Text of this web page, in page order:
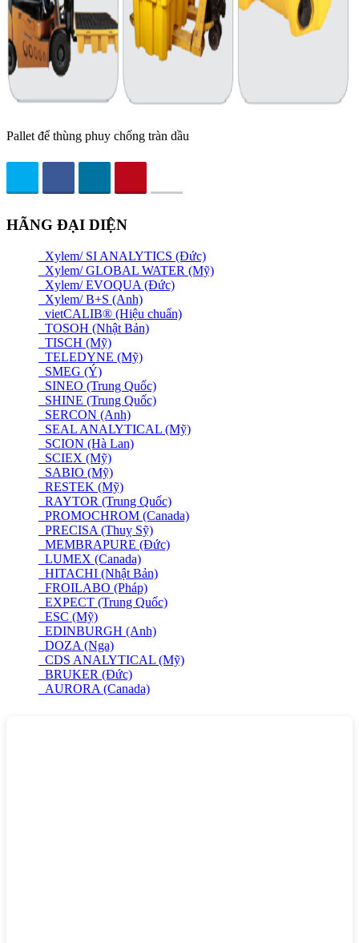
Pallet để thùng phuy chống tràn dầu
HÃNG ĐẠI DIỆN
Xylem/ SI ANALYTICS (Đức)
Xylem/ GLOBAL WATER (Mỹ)
Xylem/ EVOQUA (Đức)
Xylem/ B+S (Anh)
vietCALIB® (Hiệu chuẩn)
TOSOH (Nhật Bản)
TISCH (Mỹ)
TELEDYNE (Mỹ)
SMEG (Ý)
SINEO (Trung Quốc)
SHINE (Trung Quốc)
SERCON (Anh)
SEAL ANALYTICAL (Mỹ)
SCION (Hà Lan)
SCIEX (Mỹ)
SABIO (Mỹ)
RESTEK (Mỹ)
RAYTOR (Trung Quốc)
PROMOCHROM (Canada)
PRECISA (Thuỵ Sỹ)
MEMBRAPURE (Đức)
LUMEX (Canada)
HITACHI (Nhật Bản)
FROILABO (Pháp)
EXPECT (Trung Quốc)
ESC (Mỹ)
EDINBURGH (Anh)
DOZA (Nga)
CDS ANALYTICAL (Mỹ)
BRUKER (Đức)
AURORA (Canada)